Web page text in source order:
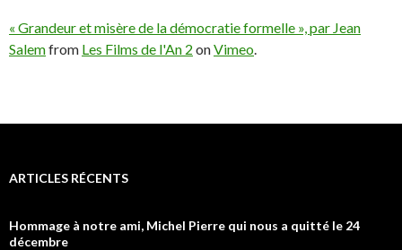
« Grandeur et misère de la démocratie formelle », par Jean
Salemfrom Les Films de l'An 2 onVimeo.
ARTICLES RÉCENTS
Hommage à notre ami, Michel Pierre qui nous a quitté le 24
décembre